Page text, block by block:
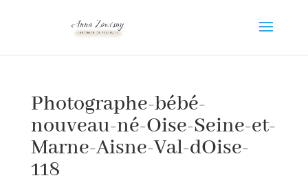
Photographe-bébé-
nouveau-né-Oise-Seine-et-
Marne-Aisne-Val-dOise-
118